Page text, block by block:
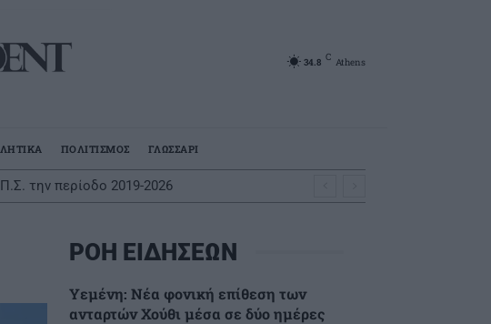
34.8 C Athens
ΠΟΛΙΤΙΣΜΟΣ ΓΛΩΣΣΑΡΙ
την περίοδο 2019-2026
ΡΟΗ ΕΙΔΗΣΕΩΝ
Υεμένη: Νέα φονική επίθεση των
ανταρτών Χούθι μέσα σε δύο ημέρες